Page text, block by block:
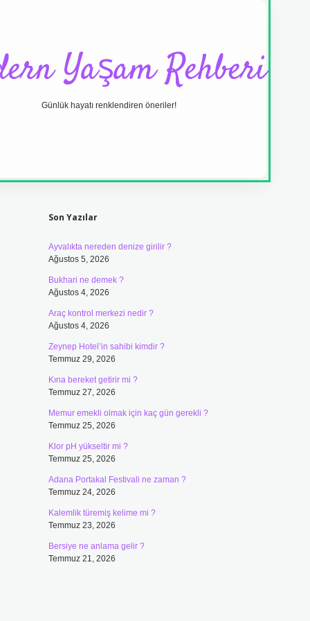
Yaşam Rehberi
Günlük hayatı renklendiren öneriler!
Son Yazılar
Ayvalıkta nereden denize girilir ?
Ağustos 5, 2026
Bukhari ne demek ?
Ağustos 4, 2026
Araç kontrol merkezi nedir ?
Ağustos 4, 2026
Zeynep Hotel’in sahibi kimdir ?
Temmuz 29, 2026
Kına bereket getirir mi ?
Temmuz 27, 2026
Memur emekli olmak için kaç gün gerekli ?
Temmuz 25, 2026
Klor pH yükseltir mi ?
Temmuz 25, 2026
Adana Portakal Festivali ne zaman ?
Temmuz 24, 2026
Kalemlik türemiş kelime mi ?
Temmuz 23, 2026
Bersiye ne anlama gelir ?
Temmuz 21, 2026